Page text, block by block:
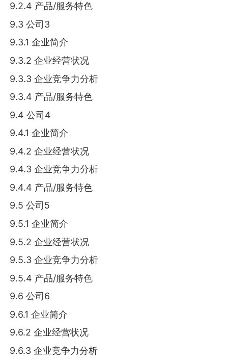
9.2.4 产品/服务特色
9.3 公司3
9.3.1 企业简介
9.3.2 企业经营状况
9.3.3 企业竞争力分析
9.3.4 产品/服务特色
9.4 公司4
9.4.1 企业简介
9.4.2 企业经营状况
9.4.3 企业竞争力分析
9.4.4 产品/服务特色
9.5 公司5
9.5.1 企业简介
9.5.2 企业经营状况
9.5.3 企业竞争力分析
9.5.4 产品/服务特色
9.6 公司6
9.6.1 企业简介
9.6.2 企业经营状况
9.6.3 企业竞争力分析